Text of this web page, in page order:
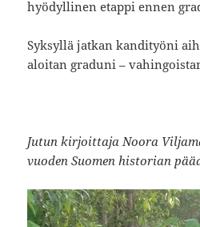
hyödyllinen etappi ennen
Syksyllä jatkan kandityöni
aloitan graduni –
Jutun kirjoittaja Noora
vuoden Suomen historian